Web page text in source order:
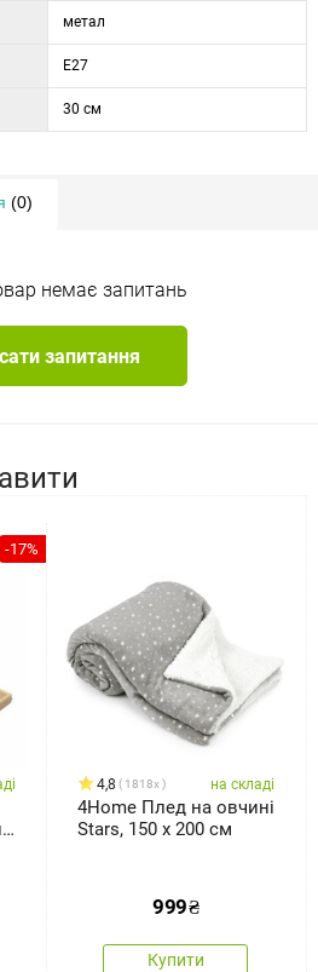
метал
E27
30 см
(0)
немає запитань
запитання
-17%
4,8 1818x на складі
4Home Плед на овчині
Stars, 150 x 200 см
999₴
Купити